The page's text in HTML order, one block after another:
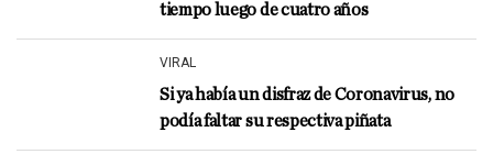
tiempo luego de cuatro años
VIRAL
Si ya había un disfraz de Coronavirus, no
podía faltar su respectiva piñata